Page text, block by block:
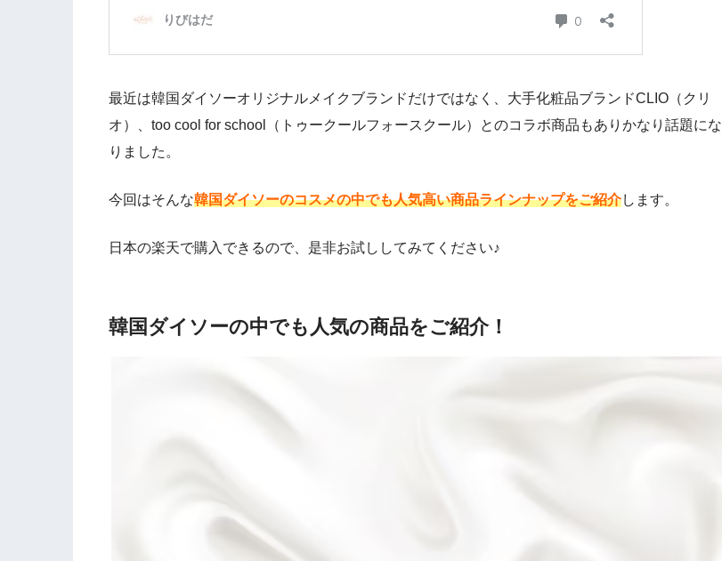
最近は韓国ダイソーオリジナルメイクブランドだけではなく、大手化粧品ブランドCLIO（クリ
オ）、too cool for school（トゥークールフォースクール）とのコラボ商品もありかなり話題にな
りました。
今回はそんな韓国ダイソーのコスメの中でも人気高い商品ラインナップをご紹介します。
日本の楽天で購入できるので、是非お試ししてみてください♪
韓国ダイソーの中でも人気の商品をご紹介！